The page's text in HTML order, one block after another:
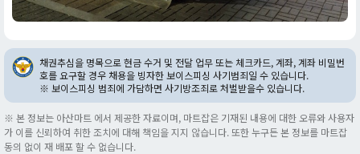
채권추심을 명목으로 현금 수거 및 전달 업무 또는 체크카드, 계좌, 계좌 비밀번
호를 요구할 경우 채용을 빙자한 보이스피싱 사기범죄일 수 있습니다.
※ 보이스피싱 범죄에 가담하면 사기방조죄로 처벌받을수 있습니다.
※ 본 정보는 아산마트 에서 제공한 자료이며, 마트잡은 기재된 내용에 대한 오류와 사용자
가 이를 신뢰하여 취한 조치에 대해 책임을 지지 않습니다. 또한 누구든 본 정보를 마트잡
동의 없이 재 배포 할 수 없습니다.